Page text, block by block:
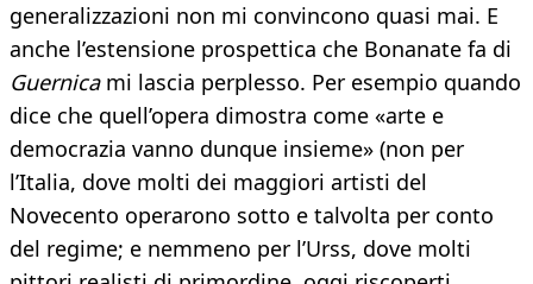
generalizzazioni non mi convincono quasi mai. E
anche l’estensione prospettica che Bonanate fa di
Guernicami lascia perplesso. Per esempio quando
dice che quell’opera dimostra come «arte e
democrazia vanno dunque insieme» (non per
l’Italia, dove molti dei maggiori artisti del
Novecento operarono sotto e talvolta per conto
del regime; e nemmeno per l’Urss, dove molti